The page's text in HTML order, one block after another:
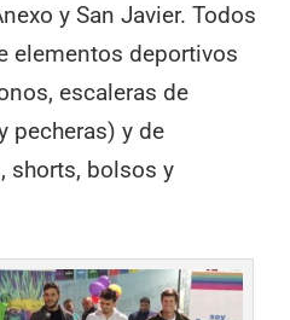
y San Javier. Todos
elementos deportivos
escaleras de
pecheras) y de
shorts, bolsos y